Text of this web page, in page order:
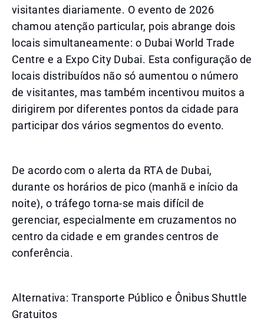
visitantes diariamente. O evento de 2026
chamou atenção particular, pois abrange dois
locais simultaneamente: o Dubai World Trade
Centre e a Expo City Dubai. Esta configuração de
locais distribuídos não só aumentou o número
de visitantes, mas também incentivou muitos a
dirigirem por diferentes pontos da cidade para
participar dos vários segmentos do evento.
De acordo com o alerta da RTA de Dubai,
durante os horários de pico (manhã e início da
noite), o tráfego torna-se mais difícil de
gerenciar, especialmente em cruzamentos no
centro da cidade e em grandes centros de
conferência.
Alternativa: Transporte Público e Ônibus Shuttle
Gratuitos